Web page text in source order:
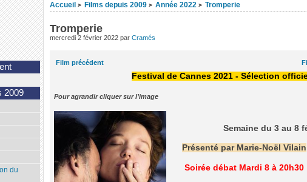
Accueil > Films depuis 2009 > Année 2022 > Tromperie
Tromperie
mercredi 2 février 2022 par Cramés
Film précédent
Festival de Cannes 2021 - Sélection
Pour agrandir cliquer sur l’image
Semaine du 3 au 8
Présenté par Marie-Noël Vilain
Soirée débat Mardi 8 à 20h30
2009
du